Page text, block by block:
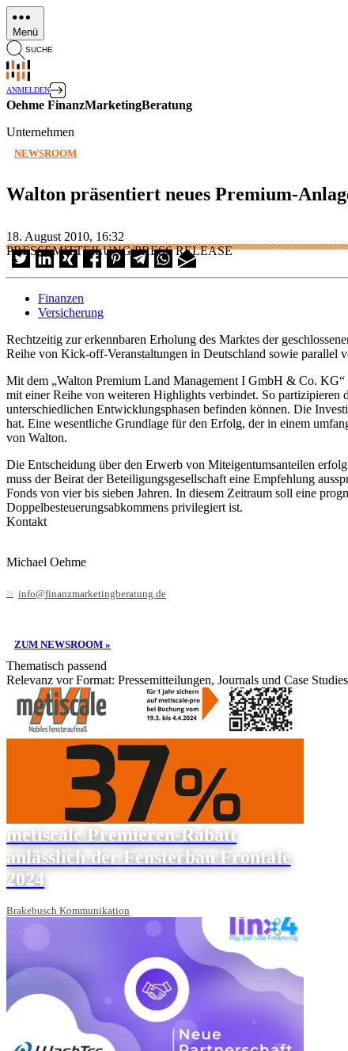
Direkt
zum
Inhalt
Menü
SUCHE
ANMELDEN
Oehme FinanzMarketingBeratung
Unternehmen
NEWSROOM
Walton präsentiert neues Premium-
18. August 2010, 16:32
PRESSEMITTEILUNG/PRESS RELEASE
Finanzen
Versicherung
Rechtzeitig zur erkennbaren Erholung des Marktes der
Reihe von Kick-off-Veranstaltungen in Deutschland sowie parallel
Mit dem „Walton Premium Land Management I GmbH & Co.
mit einer Reihe von weiteren Highlights verbindet. So
unterschiedlichen Entwicklungsphasen befinden können. Die
hat. Eine wesentliche Grundlage für den Erfolg, der in einem
von Walton.
Die Entscheidung über den Erwerb von Miteigentumsanteilen
muss der Beirat der Beteiligungsgesellschaft eine Empfehlung
Fonds von vier bis sieben Jahren. In diesem Zeitraum soll eine
Doppelbesteuerungsabkommens privilegiert ist.
Kontakt
Michael Oehme
info@finanzmarketingberatung.de
ZUM NEWSROOM »
Thematisch passend
Relevanz vor Format: Pressemitteilungen, Journals und Case
metiscale Premieren-Rabatt
anlässlich der Fensterbau Frontale
2024
Brakebusch Kommunikation